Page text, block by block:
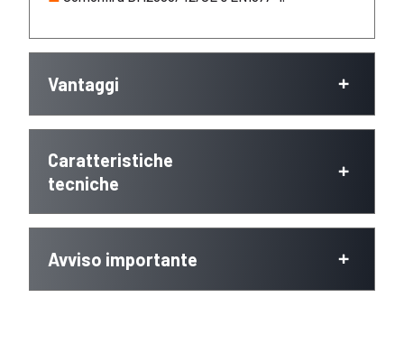
Vantaggi
Caratteristiche
tecniche
Avviso importante